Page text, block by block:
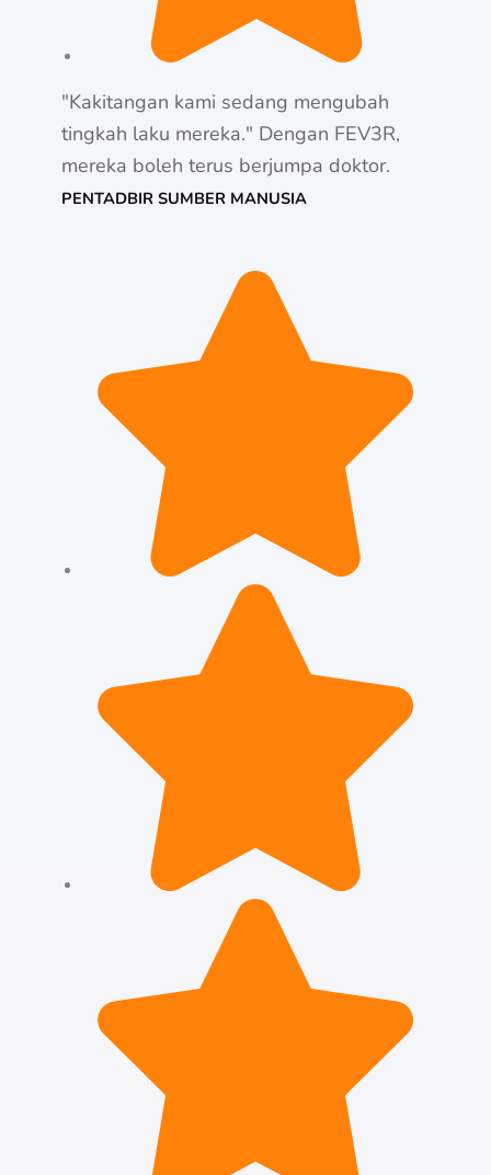
"Kakitangan kami sedang mengubah
tingkah laku mereka." Dengan FEV3R,
mereka boleh terus berjumpa doktor.
PENTADBIR SUMBER MANUSIA